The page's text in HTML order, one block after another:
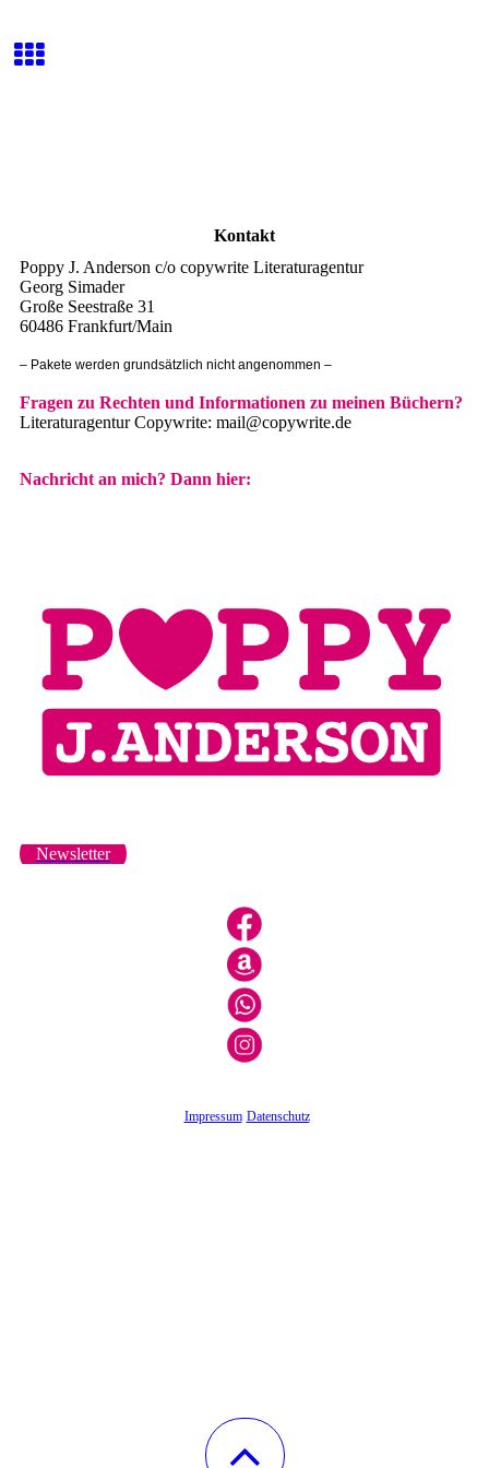
Kontakt
Poppy J. Anderson c/o copywrite Literaturagentur
Georg Simader
Große Seestraße 31
60486 Frankfurt/Main
– Pakete werden grundsätzlich nicht angenommen –
Fragen zu Rechten und Informationen zu meinen Büchern?
Literaturagentur Copywrite: mail@copywrite.de
Nachricht an mich? Dann hier:
Newsletter
Impressum Datenschutz